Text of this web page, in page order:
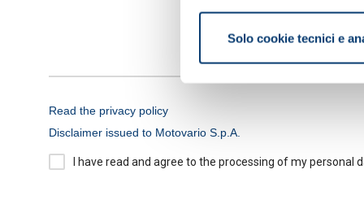
Identificare il tuo
digitali).
Approfondisci come
modificare o ritirare il tuo
Informativa breve e
Informiamo che in questo
Solo cookie tecnici e
Read the privacy policy
Disclaimer issued to Motovario S.p.A.
I have read and agree to the processing of my personal